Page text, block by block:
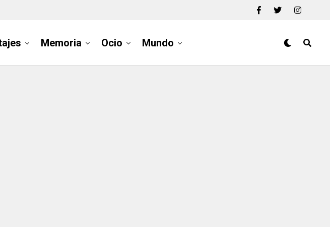
Memoria Ocio Mundo